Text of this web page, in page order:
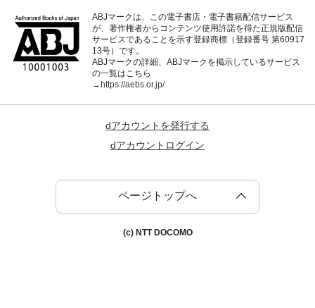
ABJマークは、この電子書店・電子書籍配信サービス
が、著作権者からコンテンツ使用許諾を得た正規版配信
サービスであることを示す登録商標（登録番号 第60917
13号）です。
ABJマークの詳細、ABJマークを掲示しているサービス
の一覧はこちら
→https://aebs.or.jp/
dアカウントを発行する
dアカウントログイン
ページトップへ
(c) NTT DOCOMO